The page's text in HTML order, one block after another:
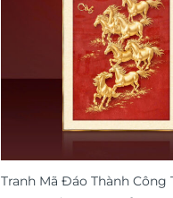
Tranh Mã Đáo Thành Công